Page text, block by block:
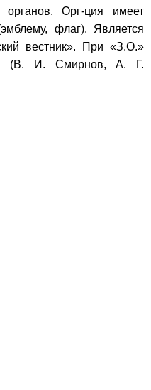
Орг-ция имеет
флаг). Является
вестник». При «З.О.»
(В. И. Смирнов, А. Г.